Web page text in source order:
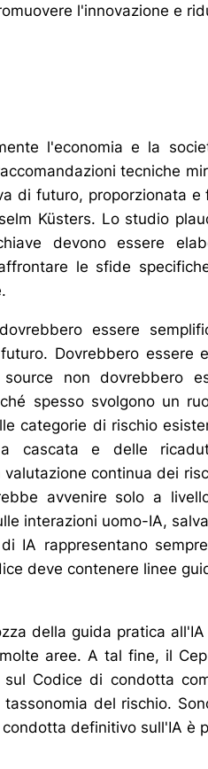
l'innovazione e
l'economia e la
tecniche
di futuro, proporzionata e
Küsters. Lo studio
devono essere
le sfide
essere
Dovrebbero essere
non dovrebbero
spesso svolgono un
categorie di rischio
cascata e delle
continua dei
avvenire solo a
interazioni uomo-IA,
IA rappresentano
deve contenere linee
della guida pratica
aree. A tal fine, il
Codice di condotta
del rischio.
definitivo sull'IA è